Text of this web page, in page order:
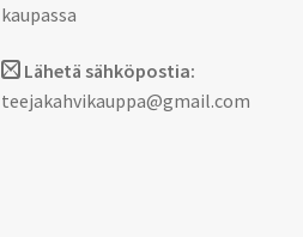
kaupassa
Lähetä sähköpostia:
teejakahvikauppa@gmail.com